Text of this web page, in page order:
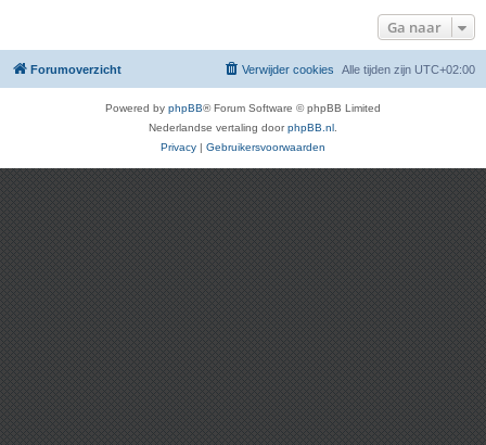
Ga naar
Forumoverzicht Alle tijden zijn UTC+02:00
Verwijder cookies
Powered by phpBB® Forum Software © phpBB Limited
Nederlandse vertaling doorphpBB.nl
Privacy | Gebruikersvoorwaarden